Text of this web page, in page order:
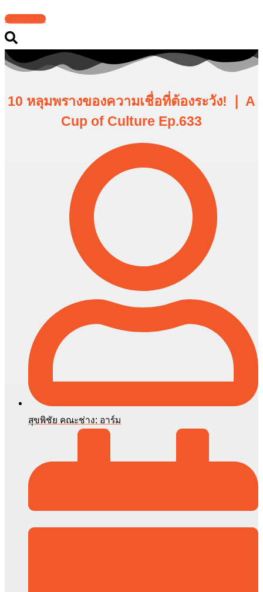
Contact Us
10 หลุมพรางของความเชื่อที่ต้องระวัง! ❘ A
Cup of Culture Ep.633
สุขพิชัย คณะช่าง: อาร์ม